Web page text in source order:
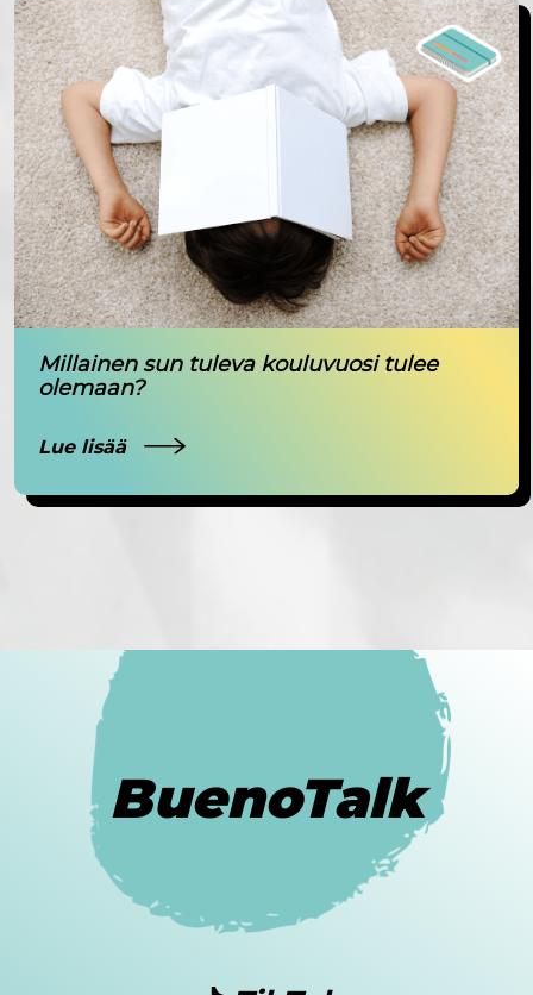
Millainen sun tuleva kouluvuosi tulee
olemaan?
Lue lisää
BuenoTalk